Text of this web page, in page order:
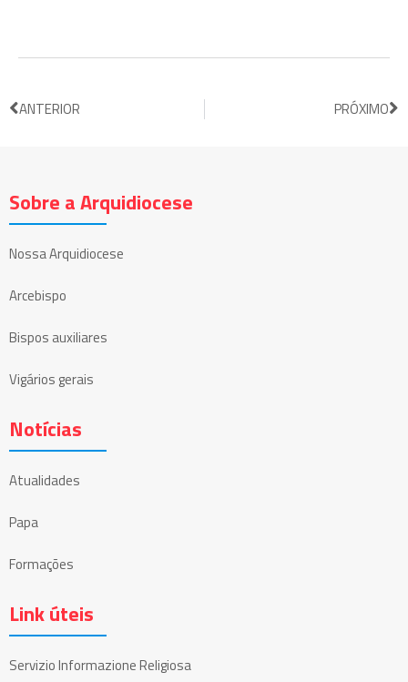
ANTERIOR PRÓXIMO
Sobre a Arquidiocese
Nossa Arquidiocese
Arcebispo
Bispos auxiliares
Vigários gerais
Notícias
Atualidades
Papa
Formações
Link úteis
Servizio Informazione Religiosa